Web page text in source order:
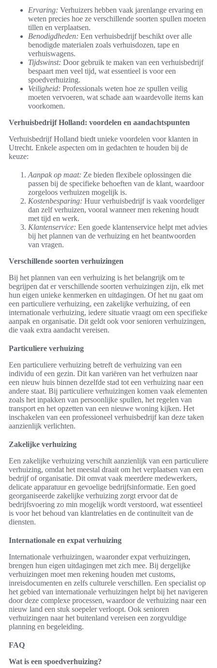
Ervaring: Verhuizers hebben vaak jarenlange ervaring en
weten precies hoe ze verschillende soorten spullen moeten
tillen en verplaatsen.
Benodigdheden: Een verhuisbedrijf beschikt over alle
benodigde materialen zoals verhuisdozen, tape en
verhuiswagens.
Tijdswinst: Door gebruik te maken van een verhuisbedrijf
bespaart men veel tijd, wat essentieel is voor een
spoedverhuizing.
Veiligheid: Professionals weten hoe ze spullen veilig
moeten vervoeren, wat schade aan waardevolle items kan
voorkomen.
Verhuisbedrijf Holland: voordelen en aandachtspunten
Verhuisbedrijf Holland biedt unieke voordelen voor klanten in
Utrecht. Enkele aspecten om in gedachten te houden bij de
keuze:
Aanpak op maat: Ze bieden flexibele oplossingen die
passen bij de specifieke behoeften van de klant, waardoor
zorgeloos verhuizen mogelijk is.
Kostenbesparing: Huur verhuisbedrijf is vaak voordeliger
dan zelf verhuizen, vooral wanneer men rekening houdt
met tijd en werk.
Klantenservice: Een goede klantenservice helpt met advies
bij het plannen van de verhuizing en het beantwoorden
van vragen.
Verschillende soorten verhuizingen
Bij het plannen van een verhuizing is het belangrijk om te
begrijpen dat er verschillende soorten verhuizingen zijn, elk met
hun eigen unieke kenmerken en uitdagingen. Of het nu gaat om
een particuliere verhuizing, een zakelijke verhuizing, of een
internationale verhuizing, iedere situatie vraagt om een specifieke
aanpak en organisatie. Dit geldt ook voor senioren verhuizingen,
die vaak extra aandacht vereisen.
Particuliere verhuizing
Een particuliere verhuizing betreft de verhuizing van een
individu of een gezin. Dit kan variëren van het verhuizen naar
een nieuw huis binnen dezelfde stad tot een verhuizing naar een
andere staat. Bij particuliere verhuizingen komen vaak elementen
zoals het inpakken van persoonlijke spullen, het regelen van
transport en het opzetten van een nieuwe woning kijken. Het
inschakelen van een professioneel verhuisbedrijf kan deze taken
aanzienlijk verlichten.
Zakelijke verhuizing
Een zakelijke verhuizing verschilt aanzienlijk van een particuliere
verhuizing, omdat het meestal draait om het verplaatsen van een
bedrijf of organisatie. Dit omvat vaak meerdere medewerkers,
delicate apparatuur en gevoelige bedrijfsinformatie. Een goed
georganiseerde zakelijke verhuizing zorgt ervoor dat de
bedrijfsvoering zo min mogelijk wordt verstoord, wat essentieel
is voor het behoud van klantrelaties en de continuïteit van de
diensten.
Internationale en expat verhuizing
Internationale verhuizingen, waaronder expat verhuizingen,
brengen hun eigen uitdagingen met zich mee. Bij dergelijke
verhuizingen moet men rekening houden met customs,
inreisdocumenten en zelfs culturele verschillen. Een specialist op
het gebied van internationale verhuizingen helpt bij het navigeren
door deze complexe processen, waardoor de verhuizing naar een
nieuw land een stuk soepeler verloopt. Ook senioren
verhuizingen naar het buitenland vereisen een zorgvuldige
planning en begeleiding.
FAQ
Wat is een spoedverhuizing?